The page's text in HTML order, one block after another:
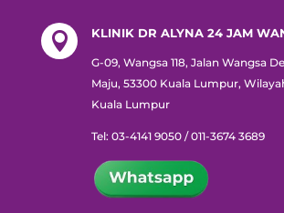
 KLINIK DR ALYNA 24 JAM
G-09, Wangsa 118, Jalan Wangsa
Maju, 53300 Kuala Lumpur,
Kuala Lumpur
Tel: 03-4141 9050 / 011-3674 3689